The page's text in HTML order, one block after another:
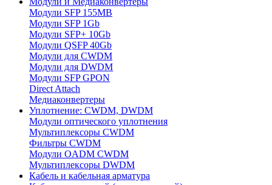
Модули SFP 155MB
Модули SFP 1Gb
Модули SFP+ 10Gb
Модули QSFP 40Gb
Модули для CWDM
Модули для DWDM
Модули SFP GPON
Direct Attach
Медиаконвертеры
Уплотнение: CWDM, DWDM
Модули оптического уплотнения
Мультиплексоры CWDM
Фильтры CWDM
Модули OADM CWDM
Мультиплексоры DWDM
Кабель и кабельная арматура